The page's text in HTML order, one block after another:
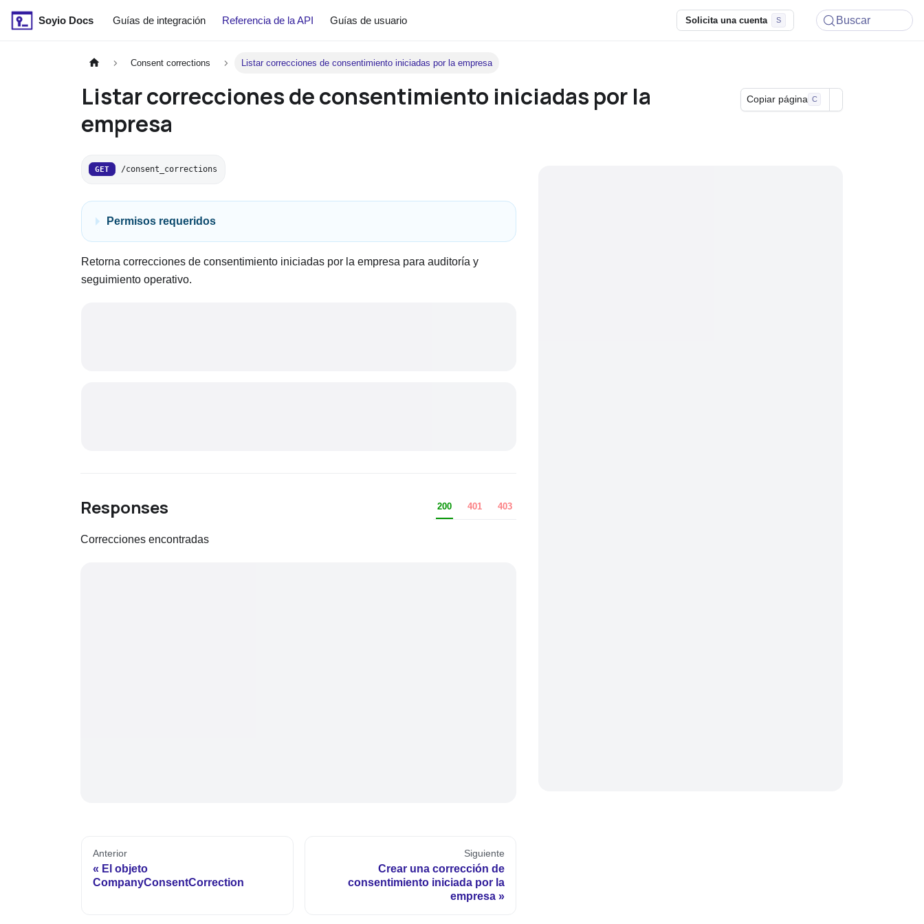
Soyio Docs Guías de integración Referencia de la API Guías de usuario Solicita una cuenta Buscar
Consent corrections Listar correcciones de consentimiento iniciadas por la empresa
Listar correcciones de consentimiento iniciadas por la
empresa
Copiar página C
GET /consent_corrections
Permisos requeridos
Retorna correcciones de consentimiento iniciadas por la empresa para auditoría y
seguimiento operativo.
Responses 200 401 403
Correcciones encontradas
Anterior
El objeto
CompanyConsentCorrection
Siguiente
Crear una corrección de
consentimiento iniciada por la
empresa